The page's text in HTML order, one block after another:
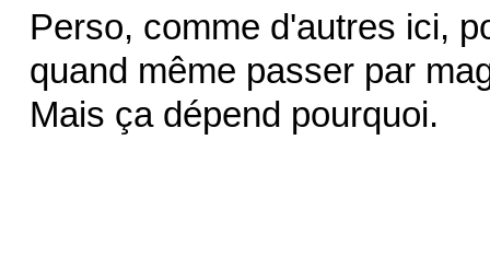
Perso, comme d'autres ici,
quand même passer par
Mais ça dépend pourquoi.